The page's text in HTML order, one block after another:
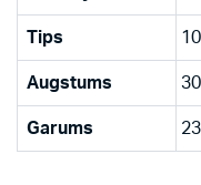
Tips 10
Augstums
Garums